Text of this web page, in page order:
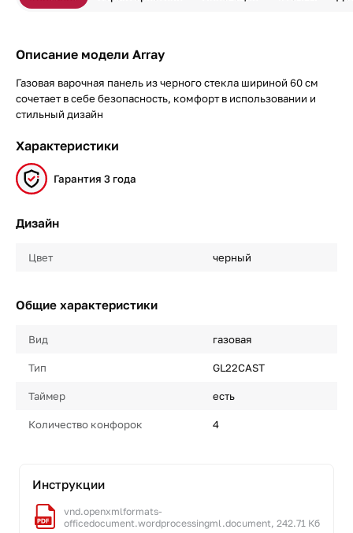
Описание модели Array
Газовая варочная панель из черного стекла шириной 60 см
сочетает в себе безопасность, комфорт в использовании и
стильный дизайн
Характеристики
Гарантия 3 года
Дизайн
Цвет черный
Общие характеристики
Вид газовая
Тип GL22CAST
Таймер есть
Количество конфорок 4
Инструкции
vnd.openxmlformats-
officedocument.wordprocessingml.document, 242.71 Кб